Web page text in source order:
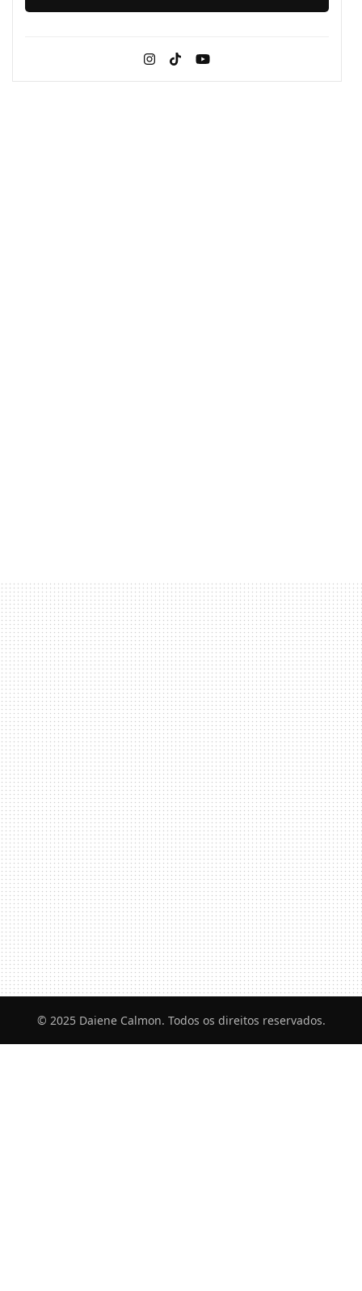
© 2025 Daiene Calmon. Todos os direitos reservados.